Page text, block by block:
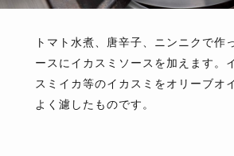
トマト水煮、唐辛子、ニンニクで作
ースにイカスミソースを加えます。
スミイカ等のイカスミをオリーブオ
よく濾したものです。